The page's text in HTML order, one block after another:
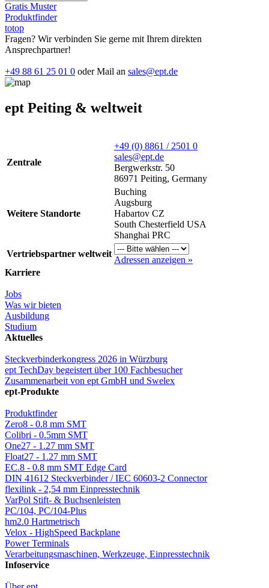
Gratis Muster
Produktfinder
totop
Fragen? Wir verbinden Sie gerne mit Ihrem direkten
Ansprechpartner!
+49 88 61 25 01 0 oder Mail an sales@ept.de
ept Peiting & weltweit
Zentrale
+49 (0) 8861 / 2501 0
sales@ept.de
Bergwerkstr. 50
86971 Peiting, Germany
Weitere Standorte
Buching
Augsburg
Habartov CZ
South Chesterfield USA
Shanghai PRC
Vertriebspartner weltweit
Adressen anzeigen »
Karriere
Jobs
Was wir bieten
Ausbildung
Studium
Aktuelles
Steckverbinderkongress 2026 in Würzburg
ept TechDay begeistert über 100 Fachbesucher
Zusammenarbeit von ept GmbH und Swelex
ept-Produkte
Produktfinder
Zero8 - 0.8 mm SMT
Colibri - 0.5mm SMT
One27 - 1.27 mm SMT
Float27 - 1.27 mm SMT
EC.8 - 0.8 mm SMT Edge Card
DIN 41612 Steckverbinder / IEC 60603-2 Connector
flexilink - 2,54 mm Einpresstechnik
VarPol Stift- & Buchsenleisten
PC/104, PC/104-Plus
hm2.0 Hartmetrisch
Velox - HighSpeed Backplane
Power Terminals
Verarbeitungsmaschinen, Werkzeuge, Einpresstechnik
Infoservice